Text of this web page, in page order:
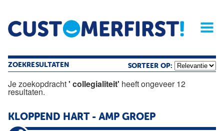
Home Opinie Archief
Magazine
ZOEKRESULTATEN SORTEER OP:
Je zoekopdracht' collegialiteit' heeft ongeveer 12
resultaten.
KLOPPEND HART - AMP GROEP